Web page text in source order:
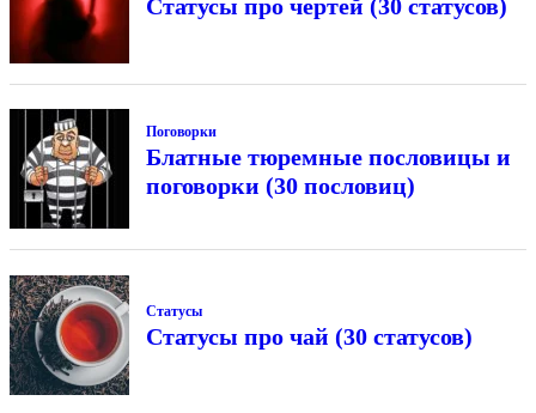
Статусы про чертей (30 статусов)
Поговорки
Блатные тюремные пословицы и
поговорки (30 пословиц)
Статусы
Статусы про чай (30 статусов)